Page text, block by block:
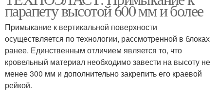
парапету высотой 600 мм и более
Примыкание к вертикальной поверхности
осуществляется по технологии, рассмотренной в блоках
ранее. Единственным отличием является то, что
кровельный материал необходимо завести на высоту не
менее 300 мм и дополнительно закрепить его краевой
рейкой.